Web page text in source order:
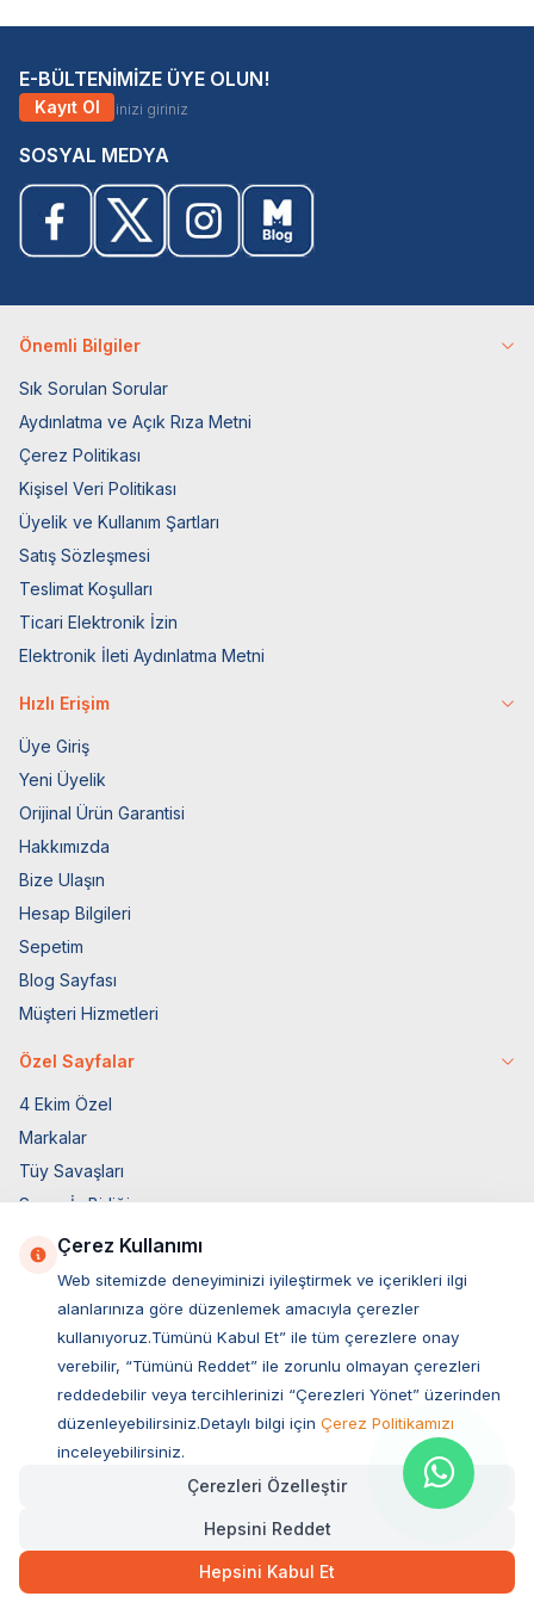
E-BÜLTENİMİZE ÜYE OLUN!
Kayıt Ol
SOSYAL MEDYA
Önemli Bilgiler
Sık Sorulan Sorular
Aydınlatma ve Açık Rıza Metni
Çerez Politikası
Kişisel Veri Politikası
Üyelik ve Kullanım Şartları
Satış Sözleşmesi
Teslimat Koşulları
Ticari Elektronik İzin
Elektronik İleti Aydınlatma Metni
Hızlı Erişim
Üye Giriş
Yeni Üyelik
Orijinal Ürün Garantisi
Hakkımızda
Bize Ulaşın
Hesap Bilgileri
Sepetim
Blog Sayfası
Müşteri Hizmetleri
Özel Sayfalar
4 Ekim Özel
Markalar
Tüy Savaşları
Socar İş Birliği
İyzico İş Birliği
Mobil Uygulama
Müşteri Hizmetleri
Çerez Kullanımı
Web sitemizde deneyiminizi iyileştirmek ve içerikleri ilgi
alanlarınıza göre düzenlemek amacıyla çerezler
kullanıyoruz.Tümünü Kabul Et” ile tüm çerezlere onay
verebilir, “Tümünü Reddet” ile zorunlu olmayan çerezleri
reddedebilir veya tercihlerinizi “Çerezleri Yönet” üzerinden
düzenleyebilirsiniz.Detaylı bilgi için Çerez Politikamızı
inceleyebilirsiniz.
Çerezleri Özelleştir
Hepsini Reddet
Hepsini Kabul Et